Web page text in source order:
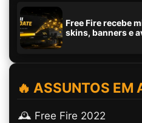
Free Fire recebe
skins, banners e
🔥 ASSUNTOS EM
🕰️ Free Fire 2022